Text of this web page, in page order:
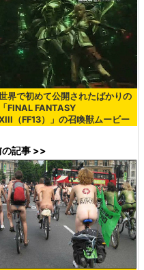
界で初めて公開されたばかりの
「FINAL FANTASY
（FF13）」の召喚獣ムービー
の記事 >>